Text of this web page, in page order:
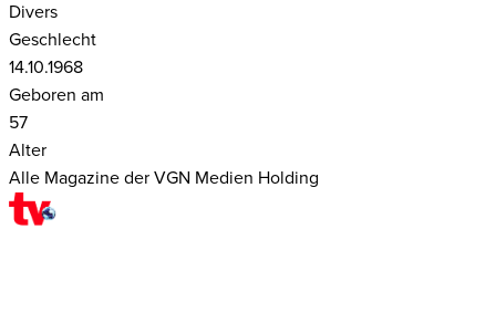
Divers
Geschlecht
14.10.1968
Geboren am
57
Alter
Alle Magazine der VGN Medien Holding